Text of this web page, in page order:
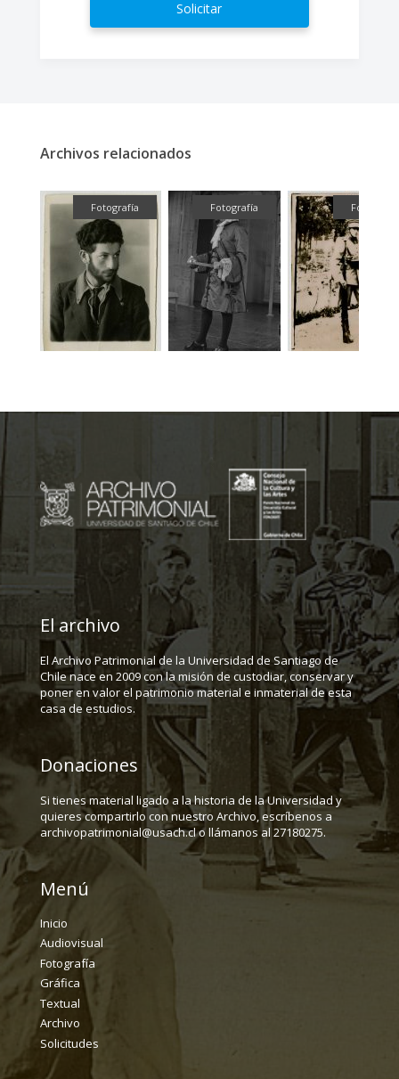
Solicitar
Archivos relacionados
Fotografía Fotografía Fotografía
El archivo
El Archivo Patrimonial de la Universidad de Santiago de
Chile nace en 2009 con la misión de custodiar, conservar y
poner en valor el patrimonio material e inmaterial de esta
casa de estudios.
Donaciones
Si tienes material ligado a la historia de la Universidad y
quieres compartirlo con nuestro Archivo, escríbenos a
archivopatrimonial@usach.cl o llámanos al 27180275.
Menú
Inicio
Audiovisual
Fotografía
Gráfica
Textual
Archivo
Solicitudes